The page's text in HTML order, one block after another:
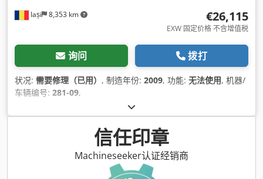
Iași 8,353 km €26,115
EXW 固定价格 不含增值税
询问 拨打
状况: 需要修理（已用） , 制造年份: 2009, 功能: 无法使用, 机器/
车辆编号: 281-09,
信任印章
Machineseeker认证经销商